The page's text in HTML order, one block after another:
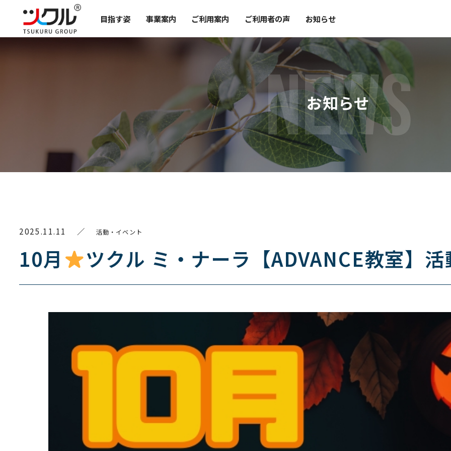
目指す姿 事業案内 ご利用案内 ご利用者の声 お知らせ
NEWS
お知らせ
2025.11.11 ／ 活動・イベント
10月 ツクル ミ・ナーラ【ADVANCE教室】